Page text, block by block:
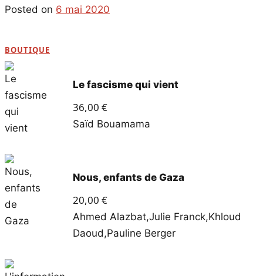
Posted on 6 mai 2020
BOUTIQUE
Le fascisme qui vient
36,00 €
Saïd Bouamama
Nous, enfants de Gaza
20,00 €
Ahmed Alazbat,Julie Franck,Khloud
Daoud,Pauline Berger